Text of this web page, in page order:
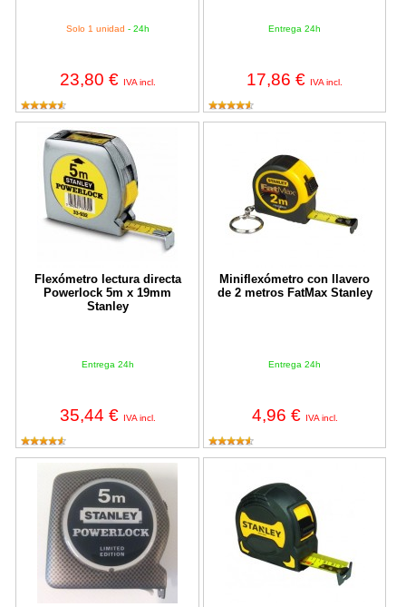
Solo 1 unidad - 24h
23,80 € IVA incl.
Entrega 24h
17,86 € IVA incl.
Flexómetro lectura directa
Powerlock 5m x 19mm
Stanley
Entrega 24h
35,44 € IVA incl.
Flexómetro lectura directa Powerlock 5m x 19mm Stanley
Miniflexómetro con llavero
de 2 metros FatMax Stanley
Entrega 24h
4,96 € IVA incl.
Flexómetro POWERLOCK Limited Edition 5 metros x 19mm